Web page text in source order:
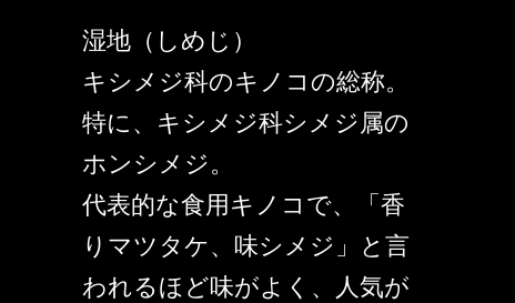
湿地（しめじ）
キシメジ科のキノコの総称。
特に、キシメジ科シメジ属の
ホンシメジ。
代表的な食用キノコで、「香
りマツタケ、味シメジ」と言
われるほど味がよく、人気が